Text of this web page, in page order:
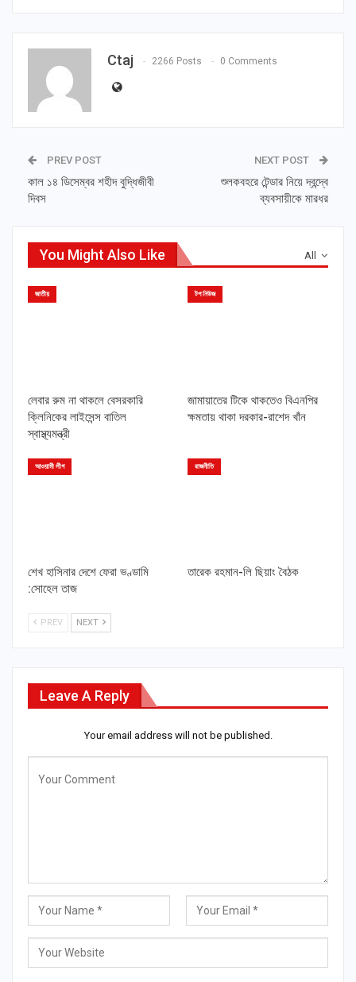
Ctaj 2266 Posts 0 Comments
PREV POST
কাল ১৪ ডিসেম্বর শহীদ বুদ্ধিজীবী
দিবস
NEXT POST
শুলকবহরে টেন্ডার নিয়ে দ্বন্দ্বে
ব্যবসায়ীকে মারধর
All
You Might Also Like
জাতীয়
লেবার রুম না থাকলে বেসরকারি
ক্লিনিকের লাইসেন্স বাতিল
স্বাস্থ্যমন্ত্রী
টপ নিউজ
জামায়াতের টিকে থাকতেও বিএনপির
ক্ষমতায় থাকা দরকার-রাশেদ খাঁন
আওয়ামী লীগ
শেখ হাসিনার দেশে ফেরা ভণ্ডামি
:সোহেল তাজ
রাজনীতি
তারেক রহমান-লি ছিয়াং বৈঠক
PREV NEXT
Leave A Reply
Your email address will not be published.